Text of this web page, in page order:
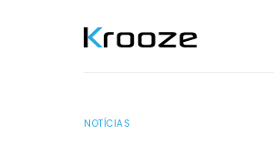
NOTÍCIAS